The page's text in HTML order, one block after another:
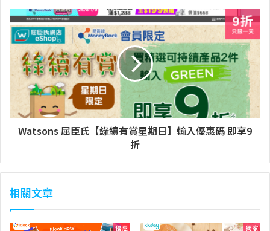
Watsons 屈臣氏【綠續有賞星期日】輸入優惠碼 即享9
折
相關文章